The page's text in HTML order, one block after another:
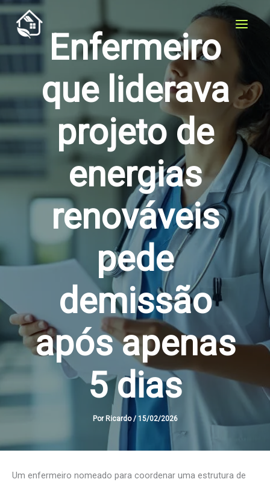
Ir
para
Enfermeiro
que liderava
projeto de
energias
renováveis
pede
demissão
após apenas
5 dias
Por Ricardo/ 15/02/2026
Um enfermeiro nomeado para coordenar uma estrutura de